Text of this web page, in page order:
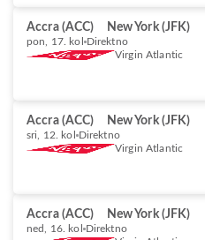
Accra (ACC) New York (JFK)
pon, 17. kol Direktno
Virgin Atlantic
Accra (ACC) New York (JFK)
sri, 12. kol Direktno
Virgin Atlantic
Accra (ACC) New York (JFK)
ned, 16. kol Direktno